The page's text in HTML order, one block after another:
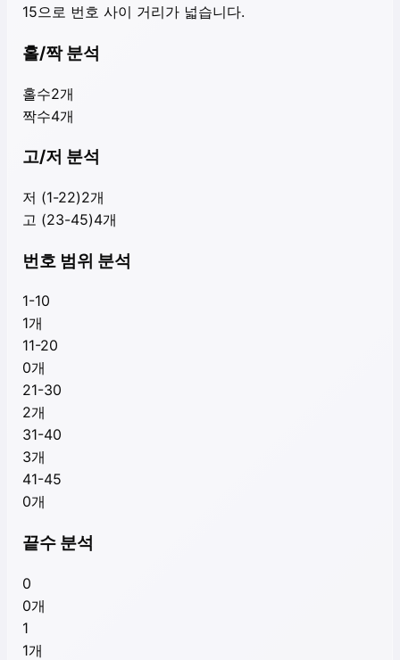
15으로 번호 사이 거리가 넓습니다.
홀/짝 분석
홀수2개
짝수4개
고/저 분석
저 (1-22)2개
고 (23-45)4개
번호 범위 분석
1-10
1개
11-20
0개
21-30
2개
31-40
3개
41-45
0개
끝수 분석
0
0개
1
1개